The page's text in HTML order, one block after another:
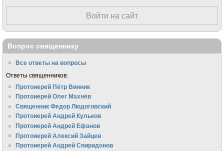
Войти на сайт
Вопрос священнику
Все ответы на вопросы
Ответы священников:
Протоиерей Пётр Винник
Протоиерей Олег Махнёв
Священник Федор Людоговский
Протоиерей Андрей Кульков
Протоиерей Андрей Ефанов
Протоиерей Алексий Зайцев
Протоиерей Андрей Спиридонов